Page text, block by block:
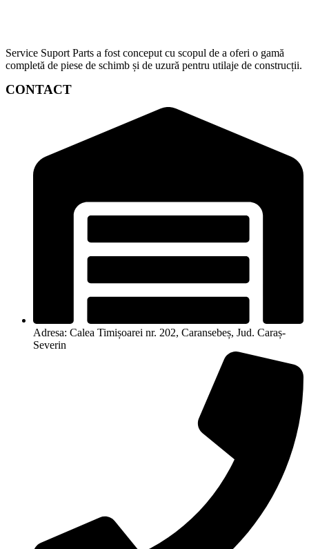
Service Suport Parts a fost conceput cu scopul de a oferi o gamă
completă de piese de schimb și de uzură pentru utilaje de construcții.
CONTACT
Adresa: Calea Timișoarei nr. 202, Caransebeș, Jud. Caraș-
Severin